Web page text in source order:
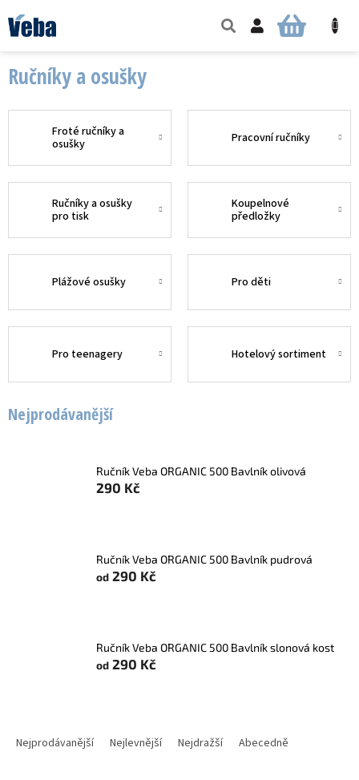
na
obsah
NÁKUPNÍ
Ručníky a osušky
Froté ručníky a
osušky
Pracovní ručníky
Ručníky a osušky
pro tisk
Koupelnové
předložky
Plážové osušky Pro děti
Pro teenagery Hotelový sortiment
Nejprodávanější
Ručník Veba ORGANIC 500 Bavlník olivová
290 Kč
Ručník Veba ORGANIC 500 Bavlník pudrová
od 290 Kč
Ručník Veba ORGANIC 500 Bavlník slonová kost
od 290 Kč
Nejprodávanější Nejlevnější Nejdražší Abecedně